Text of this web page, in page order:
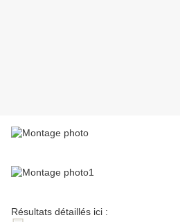
Résultats détaillés ici :